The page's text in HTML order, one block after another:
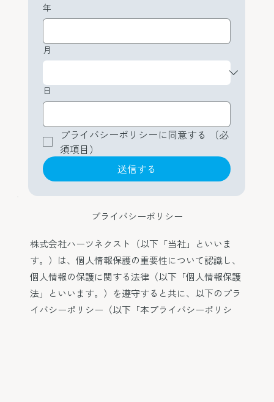
年
月
日
プライバシーポリシーに同意する
（必
須項目）
送信する
プライバシーポリシー
株式会社ハーツネクスト（以下「当社」といいま
す。）は、個人情報保護の重要性について認識し、
個人情報の保護に関する法律（以下「個人情報保護
法」といいます。）を遵守すると共に、以下のプラ
イバシーポリシー（以下「本プライバシーポリシ